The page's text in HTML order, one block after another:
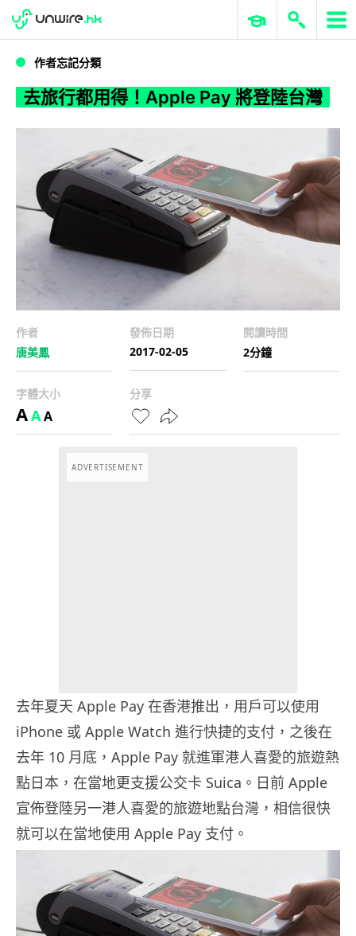
去旅行都用得！Apple Pay 將登陸台灣
WWDC 2026 ERP 與商業 AI
作者忘記分類
去旅行都用得！Apple Pay 將登陸台灣
作者
唐美鳳
發佈日期
2017-02-05
閱讀時間
2分鐘
字體大小
AAA
分享
ADVERTISEMENT
去年夏天 Apple Pay 在香港推出，用戶可以使用
iPhone 或 Apple Watch 進行快捷的支付，之後在
去年 10 月底，Apple Pay 就進軍港人喜愛的旅遊熱
點日本，在當地更支援公交卡 Suica。日前 Apple
宣佈登陸另一港人喜愛的旅遊地點台灣，相信很快
就可以在當地使用 Apple Pay 支付。